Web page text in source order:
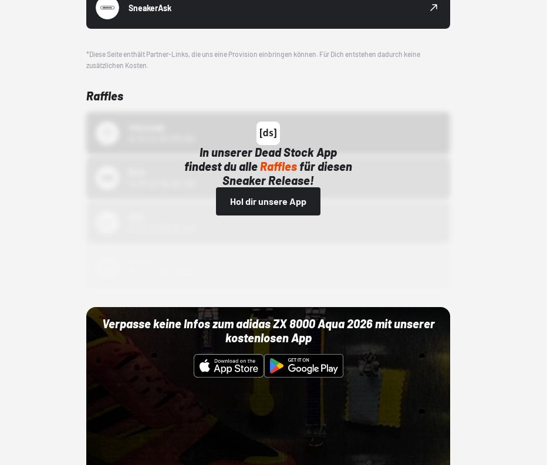
SneakerAsk
*Diese Seite enthält Partner-Links, die uns eine Provision einbringen können. Für Dich entstehen dadurch keine
zusätzlichen Kosten.
Raffles
In unserer Dead Stock App
findest du alleRaffles für diesen
Sneaker Release!
Hol dir unsere App
Verpasse keine Infos zum adidas ZX 8000 Aqua 2026 mit unserer
kostenlosen App